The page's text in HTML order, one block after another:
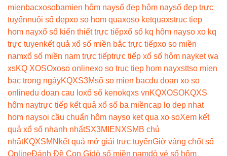
mienbacxosobamien hôm naysố đẹp hôm naysố đẹp trực
tuyếnnuôi số đẹpxo so hom quaxoso ketquaxstruc tiep
hom nayxổ số kiến thiết trực tiếpxổ số kq hôm nayso xo kq
trực tuyenkết quả xổ số miền bắc trực tiếpxo so miền
namxổ số miền nam trực tiếptrực tiếp xổ số hôm nayket wa
xsKQ XOSOxoso onlinexo so truc tiep hom nayxsttso mien
bac trong ngàyKQXS3Msố so mien bacdu doan xo so
onlinedu doan cau loxổ số kenokqxs vnKQXOSOKQXS
hôm naytrực tiếp kết quả xổ số ba miềncap lo dep nhat
hom naysoi cầu chuẩn hôm nayso ket qua xo soXem kết
quả xổ số nhanh nhấtSX3MIEN XSMB chủ
nhậtKQXSMN kết quả mở giải trực tuyếnGiờ vàng chốt số
OnlineĐánh Đề Con Gìdò số miền namdò vé số hôm